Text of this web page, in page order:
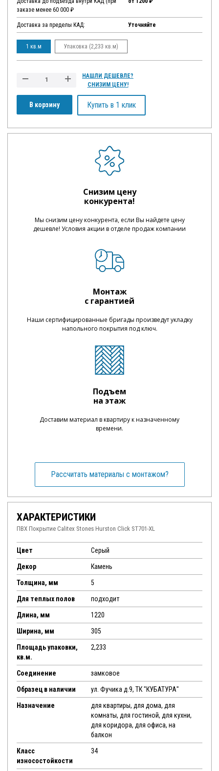
заказе менее 60 000 ₽
Доставка за пределы КАД: Уточняйте
1 кв.м Упаковка (2,233 кв.м)
В корзину
НАШЛИ ДЕШЕВЛЕ?
СНИЗИМ ЦЕНУ!
Купить в 1 клик
Снизим цену
конкурента!
Мы снизим цену конкурента, если Вы найдете цену
дешевле! Условия акции в отделе продаж компании
Монтаж
с гарантией
Наши сертифицированные бригады произведут укладку
напольного покрытия под ключ.
Подъем
на этаж
Доставим материал в квартиру к назначенному
времени.
Рассчитать материалы с монтажом?
ХАРАКТЕРИСТИКИ
ПВХ Покрытие Calitex Stones Hurston Click ST701-XL
Цвет Серый
Декор Камень
Толщина, мм 5
Для теплых полов подходит
Длина, мм 1220
Ширина, мм 305
Площадь упаковки,
кв.м.
2,233
Соединение замковое
Образец в наличии ул. Фучика д.9, ТК "КУБАТУРА"
Назначение
для квартиры, для дома, для
комнаты, для гостиной, для кухни,
для коридора, для офиса, на
балкон
Класс
износостойкости
34